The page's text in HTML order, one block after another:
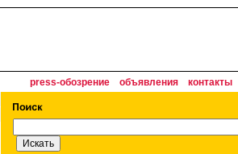
press-обозрение объявления контакты